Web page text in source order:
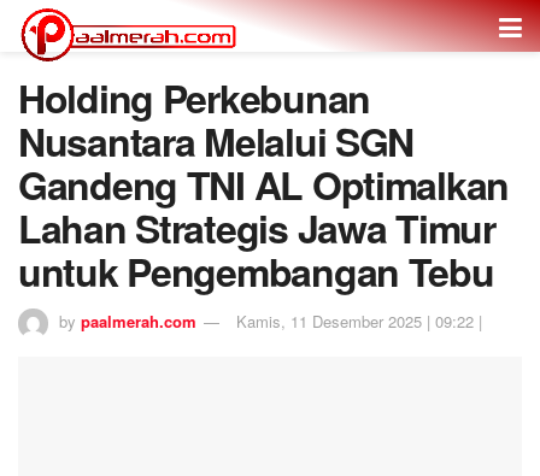
Holding Perkebunan
Nusantara Melalui SGN
Gandeng TNI AL Optimalkan
Lahan Strategis Jawa Timur
untuk Pengembangan Tebu
by paalmerah.com Kamis, 11 Desember 2025 | 09:22 |